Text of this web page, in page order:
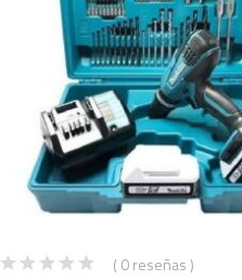
( 0 reseñas )